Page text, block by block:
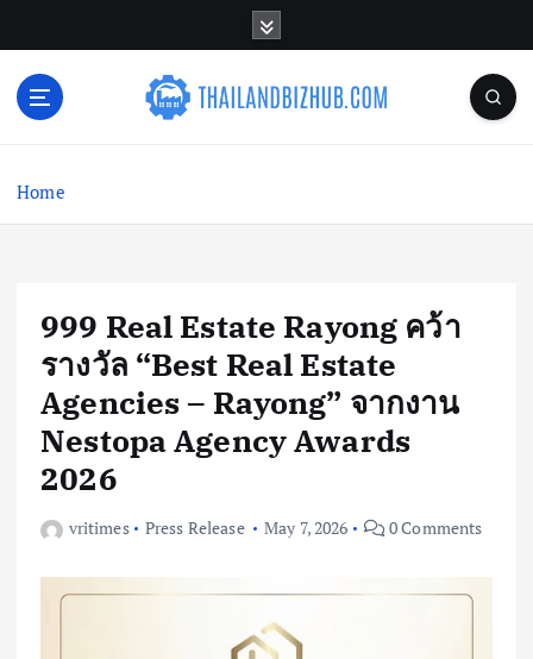
n
Home
999 Real Estate Rayong คว้า
รางวัล “Best Real Estate
Agencies – Rayong” จากงาน
Nestopa Agency Awards
2026
vritimes Press Release May 7, 2026 0 Comments